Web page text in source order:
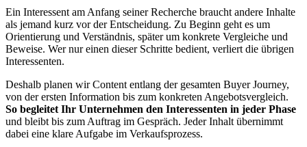
Ein Interessent am Anfang seiner Recherche braucht andere Inhalte
als jemand kurz vor der Entscheidung. Zu Beginn geht es um
Orientierung und Verständnis, später um konkrete Vergleiche und
Beweise. Wer nur einen dieser Schritte bedient, verliert die übrigen
Interessenten.
Deshalb planen wir Content entlang der gesamten Buyer Journey,
von der ersten Information bis zum konkreten Angebotsvergleich.
So begleitet Ihr Unternehmen den Interessenten in jeder Phase
und bleibt bis zum Auftrag im Gespräch. Jeder Inhalt übernimmt
dabei eine klare Aufgabe im Verkaufsprozess.